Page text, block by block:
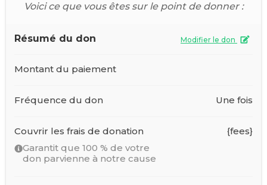
Voici ce que vous êtes sur le point de donner :
Résumé du don Modifier le don
Montant du paiement
Fréquence du don Une fois
Couvrir les frais de donation
Garantit que 100 % de votre
don parvienne à notre cause
{fees}